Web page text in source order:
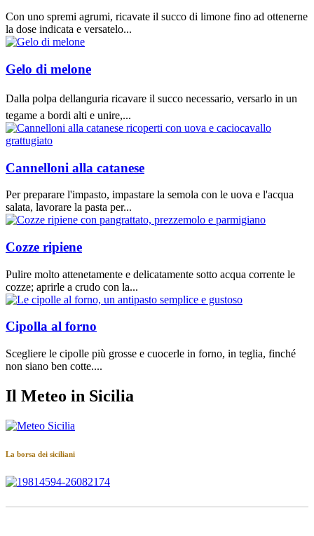
Con uno spremi agrumi, ricavate il succo di limone fino ad ottenerne
la dose indicata e versatelo...
Gelo di melone
Dalla polpa dellanguria ricavare il succo necessario, versarlo in un
tegame a bordi alti e unire,...
Cannelloni alla catanese
Per preparare l'impasto, impastare la semola con le uova e l'acqua
salata, lavorare la pasta per...
Cozze ripiene
Pulire molto attenetamente e delicatamente sotto acqua corrente le
cozze; aprirle a crudo con la...
Cipolla al forno
Scegliere le cipolle più grosse e cuocerle in forno, in teglia, finché
non siano ben cotte....
Il Meteo in Sicilia
La borsa dei siciliani